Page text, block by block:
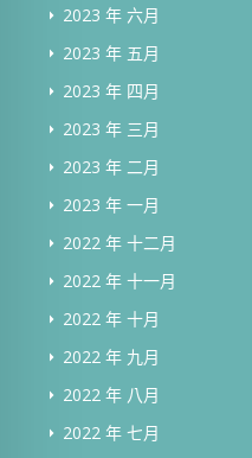
2023 年 六月
2023 年 五月
2023 年 四月
2023 年 三月
2023 年 二月
2023 年 一月
2022 年 十二月
2022 年 十一月
2022 年 十月
2022 年 九月
2022 年 八月
2022 年 七月